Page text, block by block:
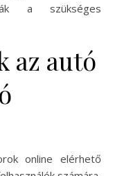
a szükséges
az autó
online elérhető